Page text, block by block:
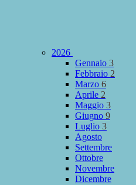
2026
Gennaio 3
Febbraio 2
Marzo 6
Aprile 2
Maggio 3
Giugno 9
Luglio 3
Agosto
Settembre
Ottobre
Novembre
Dicembre